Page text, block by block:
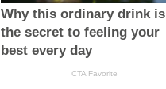
Why this ordinary drink is
the secret to feeling your
best every day
CTA Favorite